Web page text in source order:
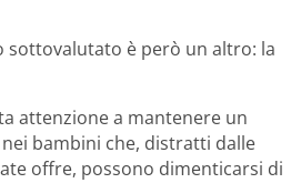
sottovalutato è però un altro: la
attenzione a mantenere un
bambini che, distratti dalle
offre, possono dimenticarsi di